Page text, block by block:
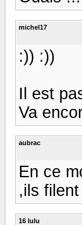
michel17
:)) :))
Il est
Va
aubrac
En ce
,ils
16 lulu